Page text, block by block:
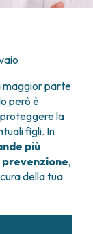
maggior parte
però è
la
figli. In
più
,
della tua